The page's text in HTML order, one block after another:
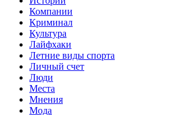
Компании
Криминал
Культура
Лайфхаки
Летние виды спорта
Личный счет
Люди
Места
Мнения
Мода